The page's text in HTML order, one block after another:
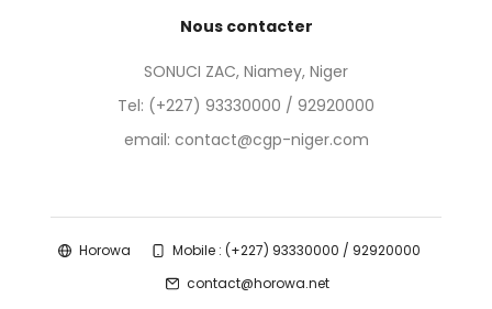
Nous contacter
SONUCI ZAC, Niamey, Niger
Tel: (+227) 93330000 / 92920000
email: contact@cgp-niger.com
Horowa
Mobile : (+227) 93330000 / 92920000
contact@horowa.net